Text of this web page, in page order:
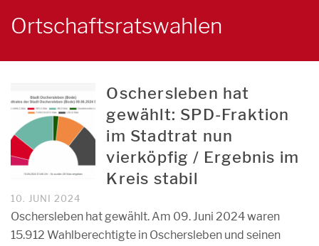
Ortschaftsratswahlen
Oschersleben hat
gewählt: SPD-Fraktion
im Stadtrat nun
vierköpfig / Ergebnis im
Kreis stabil
10. JUNI 2024
Oschersleben hat gewählt. Am 09. Juni 2024 waren
15.912 Wahlberechtigte in Oschersleben und seinen